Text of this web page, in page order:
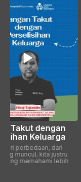
Stress
karena Suami
Istri tidak butuh suami
hanya pulang
butuh suami yang pulang
membawa diri untuk